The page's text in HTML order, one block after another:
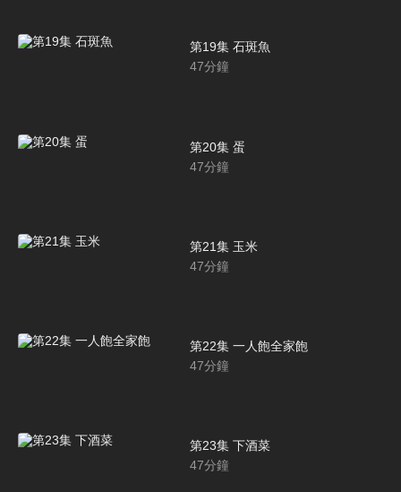
第19集 石斑魚
47分鐘
第20集 蛋
47分鐘
第21集 玉米
47分鐘
第22集 一人飽全家飽
47分鐘
第23集 下酒菜
47分鐘